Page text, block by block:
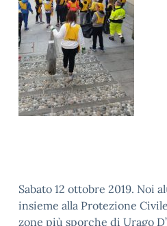
Sabato 12 ottobre 2019. Noi
insieme alla Protezione
zone più sporche di Urago